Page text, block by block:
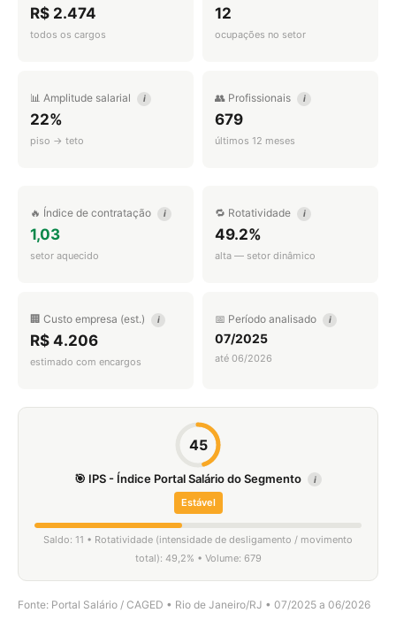
R$ 2.474
todos os cargos
12
ocupações no setor
📊 Amplitude salarial i
22%
piso → teto
👥 Profissionais i
679
últimos 12 meses
🔥 Índice de contratação i
1,03
setor aquecido
🔁 Rotatividade i
49.2%
alta — setor dinâmico
🏢 Custo empresa (est.) i
R$ 4.206
estimado com encargos
📅 Período analisado i
07/2025
até 06/2026
45
🎯 IPS - Índice Portal Salário do Segmento i
Estável
Saldo: 11 • Rotatividade (intensidade de desligamento / movimento
total): 49,2% • Volume: 679
Fonte: Portal Salário / CAGED • Rio de Janeiro/RJ • 07/2025 a 06/2026